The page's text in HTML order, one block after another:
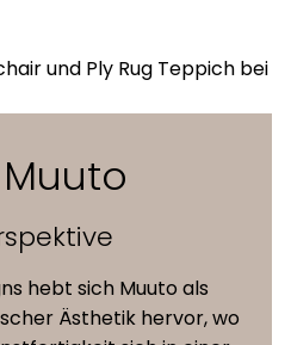
mit bis zu 25% FSC™-
durch das natürliche
der Schale können
hebt sich Muuto als
Ästhetik hervor, wo